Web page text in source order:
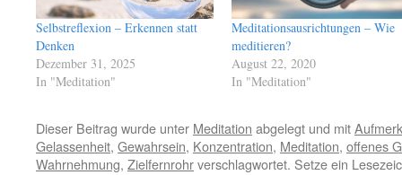
Selbstreflexion – Erkennen statt
Denken
Dezember 31, 2025
In "Meditation"
Meditationsausrichtungen – Wie
meditieren?
August 22, 2020
In "Meditation"
Dieser Beitrag wurde unter Meditation abgelegt und mit
Gelassenheit, Gewahrsein, Konzentration, Meditation, offenes
Wahrnehmung, Zielfernrohrverschlagwortet. Setze ein